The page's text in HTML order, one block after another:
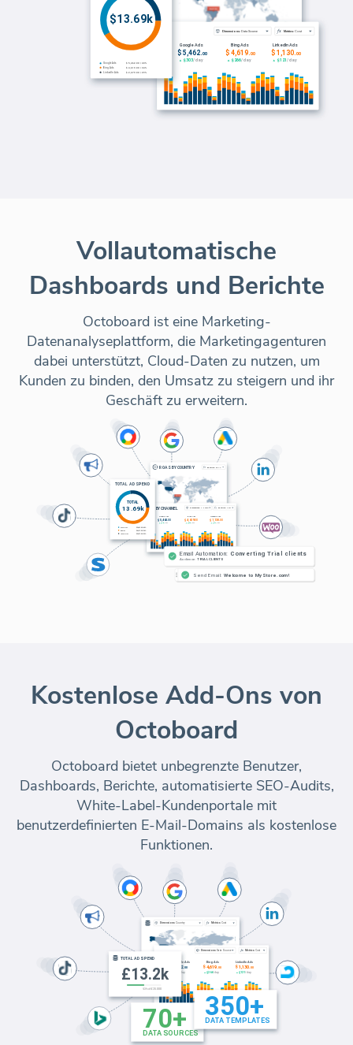
Vollautomatische
Dashboards und Berichte
Octoboard ist eine Marketing-
Datenanalyseplattform, die Marketingagenturen
dabei unterstützt, Cloud-Daten zu nutzen, um
Kunden zu binden, den Umsatz zu steigern und ihr
Geschäft zu erweitern.
Kostenlose Add-Ons von
Octoboard
Octoboard bietet unbegrenzte Benutzer,
Dashboards, Berichte, automatisierte SEO-Audits,
White-Label-Kundenportale mit
benutzerdefinierten E-Mail-Domains als kostenlose
Funktionen.